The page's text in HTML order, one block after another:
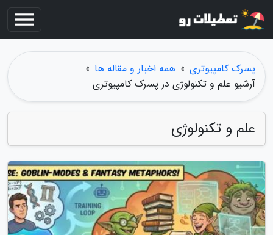
پسرک کامپیوتری » همه اخبار و مقاله ها »
آرشیو علم و تکنولوژی در پسرک کامپیوتری
علم و تکنولوژی